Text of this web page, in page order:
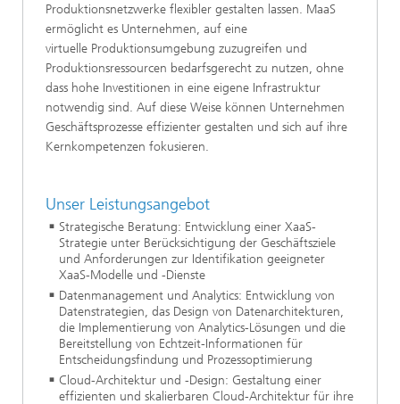
Produktionsnetzwerke flexibler gestalten lassen. MaaS
ermöglicht es Unternehmen, auf eine
virtuelle Produktionsumgebung zuzugreifen und
Produktionsressourcen bedarfsgerecht zu nutzen, ohne
dass hohe Investitionen in eine eigene Infrastruktur
notwendig sind. Auf diese Weise können Unternehmen
Geschäftsprozesse effizienter gestalten und sich auf ihre
Kernkompetenzen fokusieren.
Unser Leistungsangebot
Strategische Beratung: Entwicklung einer XaaS-
Strategie unter Berücksichtigung der Geschäftsziele
und Anforderungen zur Identifikation geeigneter
XaaS-Modelle und -Dienste
Datenmanagement und Analytics: Entwicklung von
Datenstrategien, das Design von Datenarchitekturen,
die Implementierung von Analytics-Lösungen und die
Bereitstellung von Echtzeit-Informationen für
Entscheidungsfindung und Prozessoptimierung
Cloud-Architektur und -Design: Gestaltung einer
effizienten und skalierbaren Cloud-Architektur für ihre